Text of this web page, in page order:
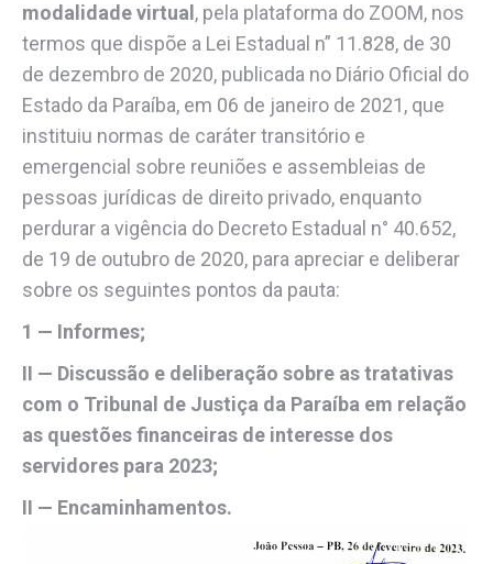
modalidade virtual , pela plataforma do ZOOM, nos
termos que dispõe a Lei Estadual n” 11.828, de 30
de dezembro de 2020, publicada no Diário Oficial do
Estado da Paraíba, em 06 de janeiro de 2021, que
instituiu normas de caráter transitório e
emergencial sobre reuniões e assembleias de
pessoas jurídicas de direito privado, enquanto
perdurar a vigência do Decreto Estadual n° 40.652,
de 19 de outubro de 2020, para apreciar e deliberar
sobre os seguintes pontos da pauta:
1 — Informes;
II — Discussão e deliberação sobre as tratativas
com o Tribunal de Justiça da Paraíba em relação
as questões financeiras de interesse dos
servidores para 2023;
II — Encaminhamentos.